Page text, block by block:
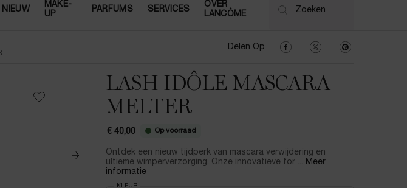
NIEUW
MAKE-
UP
PARFUMS SERVICES
OVER
LANCÔME
Zoeken
Delen Op Delen Op Facebook
Delen Op Twitter
Delen Op
LASH IDÔLE MASCARA
MELTER
€ 40,00 Op voorraad
Ontdek een nieuw tijdperk van mascara verwijdering en
ultieme wimperverzorging. Onze innovatieve for ...
Meer
informatie
Select a
KLEURfor LASH IDÔLE MASCARA MELTER